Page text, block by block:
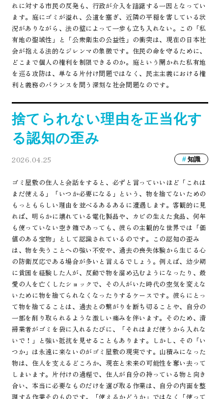
れに対する市民の反発も、行政が介入を躊躇する一因となってい
ます。庭にゴミが溢れ、公道を塞ぎ、近隣の平穏を害している状
況がありながら、法の壁によって一歩も立ち入れない。この「私
有地の聖域性」と「公衆衛生の公益性」の衝突は、現在の日本社
会が抱える法的なジレンマの象徴です。住民の命を守るために、
どこまで個人の権利を制限できるのか。庭という開かれた私有地
を巡る攻防は、単なる片付け問題ではなく、民主主義における権
利と義務のバランスを問う深刻な社会問題なのです。
捨てられない理由を正当化す
る認知の歪み
2026.04.25 知識
ゴミ屋敷の住人と会話をすると、必ずと言っていいほど「これは
まだ使える」「いつか必要になる」という、物を捨てないための
もっともらしい理由を並べるあるあるに遭遇します。客観的に見
れば、明らかに壊れている電化製品や、カビの生えた食品、何年
も使っていない空き箱であっても、彼らの主観的な世界では「価
値のある宝物」として認識されているのです。この認知の歪み
は、物を失うことへの強い不安や、過去の喪失体験から生じる心
の防衛反応である場合が多いと言えるでしょう。例えば、幼少期
に貧困を経験した人が、反動で物を溜め込むようになったり、最
愛の人を亡くしたショックで、その人がいた時代の空気を変えな
いために物を捨てられなくなったりするケースです。彼らにとっ
て物を捨てることは、過去との繋がりを断ち切ることや、自分の
一部を削り取られるような激しい痛みを伴います。そのため、清
掃業者がゴミを袋に入れるたびに、「それはまだ使うから入れな
いで！」と強い抵抗を見せることもあります。しかし、その「い
つか」は永遠に来ないのがゴミ屋敷の現実です。山積みになった
物は、住人を支えるどころか、現在と未来の可能性を奪い去って
しまいます。片付けの過程で、住人が自分の持っている物と向き
合い、本当に必要なものだけを選び取る作業は、自分の内面を整
理する作業そのものです。「使えるかどうか」ではなく「使って